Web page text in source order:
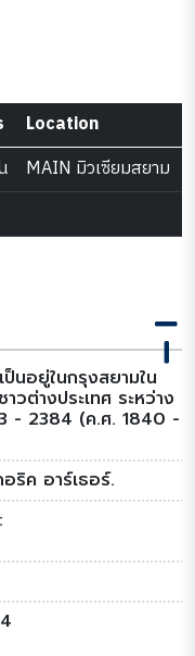
Location
MAIN มิวเซียมสยาม
ป็นอยู่ในกรุงสยามใน
วต่างประเทศ ระหว่าง
- 2384 (ค.ศ. 1840 -
ริค อาร์เธอร์.